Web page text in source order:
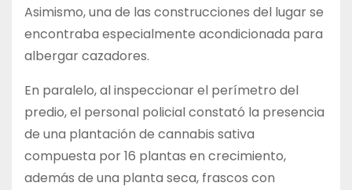
Asimismo, una de las construcciones del lugar se
encontraba especialmente acondicionada para
albergar cazadores.
En paralelo, al inspeccionar el perímetro del
predio, el personal policial constató la presencia
de una plantación de cannabis sativa
compuesta por 16 plantas en crecimiento,
además de una planta seca, frascos con